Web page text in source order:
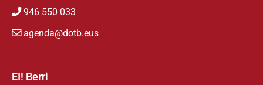
946 550 033
agenda@dotb.eus
EI! Berri